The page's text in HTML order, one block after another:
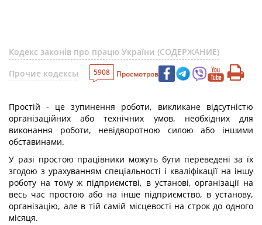
Кодекс законів про працю України (СОДЕРЖАНИЕ)
Прочие кодексы
5908 Просмотров
Простій - це зупинення роботи, викликане відсутністю
організаційних або технічних умов, необхідних для
виконання роботи, невідворотною силою або іншими
обставинами.
У разі простою працівники можуть бути переведені за їх
згодою з урахуванням спеціальності і кваліфікації на іншу
роботу на тому ж підприємстві, в установі, організації на
весь час простою або на інше підприємство, в установу,
організацію, але в тій самій місцевості на строк до одного
місяця.